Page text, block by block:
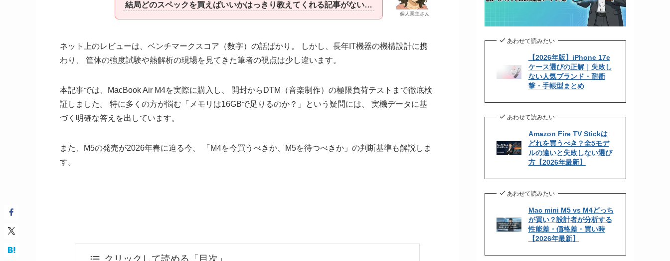
個人業主さん
結局どのスペックを買えばいいかはっきり教えてくれる記事がない…
ネット上のレビューは、ベンチマークスコア（数字）の話ばかり。 しかし、長年IT機器の機構設計に携
わり、 筐体の強度試験や熱解析の現場を見てきた筆者の視点は少し違います。
本記事では、MacBook Air M4を実際に購入し、 開封からDTM（音楽制作）の極限負荷テストまで徹底検
証しました。 特に多くの方が悩む「メモリは16GBで足りるのか？」という疑問には、 実機データに基
づく明確な答えを出しています。
また、M5の発売が2026年春に迫る今、 「M4を今買うべきか、M5を待つべきか」の判断基準も解説しま
す。
クリックして読める「目次」
あわせて読みたい
【2026年版】iPhone 17e
ケース選びの正解｜失敗し
ない人気ブランド・耐衝
撃・手帳型まとめ
あわせて読みたい
Amazon Fire TV Stickは
どれを買うべき？全5モデ
ルの違いと失敗しない選び
方【2026年最新】
あわせて読みたい
Mac mini M5 vs M4どっち
が買い？設計者が分析する
性能差・価格差・買い時
【2026年最新】